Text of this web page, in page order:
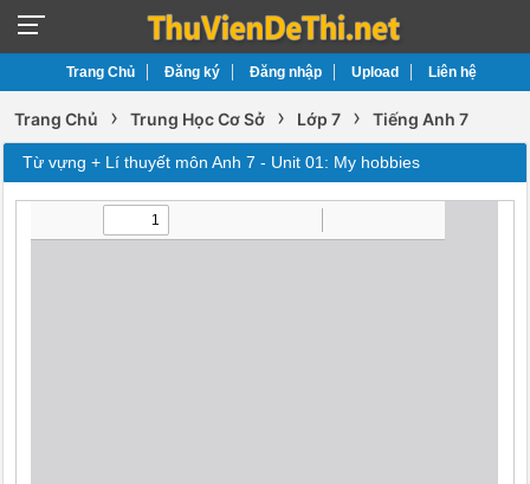
Trang Chủ Đăng ký Đăng nhập Upload Liên hệ
Trang Chủ › Trung Học Cơ Sở › Lớp 7 › Tiếng Anh 7
Từ vựng + Lí thuyết môn Anh 7 - Unit 01: My hobbies